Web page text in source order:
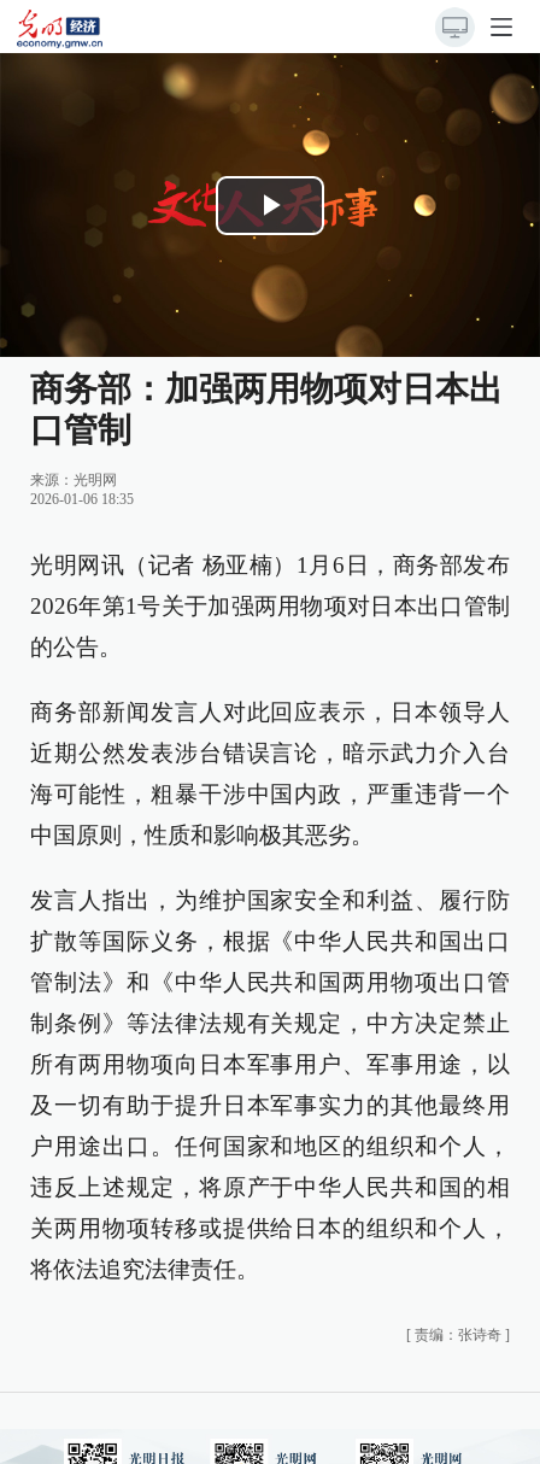
Play
Video
商务部：加强两用物项对日本出
口管制
来源： 光明网
2026-01-06 18:35
光明网讯（记者 杨亚楠）1月6日，商务部发布
2026年第1号关于加强两用物项对日本出口管制
的公告。
商务部新闻发言人对此回应表示，日本领导人
近期公然发表涉台错误言论，暗示武力介入台
海可能性，粗暴干涉中国内政，严重违背一个
中国原则，性质和影响极其恶劣。
发言人指出，为维护国家安全和利益、履行防
扩散等国际义务，根据《中华人民共和国出口
管制法》和《中华人民共和国两用物项出口管
制条例》等法律法规有关规定，中方决定禁止
所有两用物项向日本军事用户、军事用途，以
及一切有助于提升日本军事实力的其他最终用
户用途出口。任何国家和地区的组织和个人，
违反上述规定，将原产于中华人民共和国的相
关两用物项转移或提供给日本的组织和个人，
将依法追究法律责任。
[ 责编：张诗奇 ]